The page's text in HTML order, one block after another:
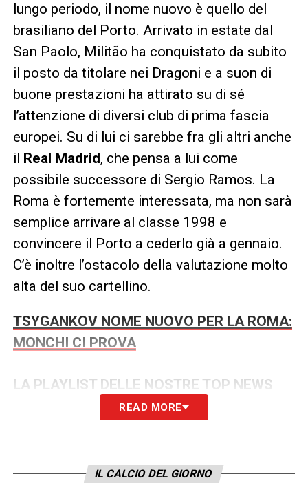
lungo periodo, il nome nuovo è quello del
brasiliano del Porto. Arrivato in estate dal
San Paolo, Militão ha conquistato da subito
il posto da titolare nei Dragoni e a suon di
buone prestazioni ha attirato su di sé
l’attenzione di diversi club di prima fascia
europei. Su di lui ci sarebbe fra gli altri anche
il
Real Madrid, che pensa a lui come
possibile successore di Sergio Ramos. La
Roma è fortemente interessata, ma non sarà
semplice arrivare al classe 1998 e
convincere il Porto a cederlo già a gennaio.
C’è inoltre l’ostacolo della valutazione molto
alta del suo cartellino.
TSYGANKOV NOME NUOVO PER LA ROMA:
MONCHI CI PROVA
LA PLAYLIST DELLE NOSTRE TOP NEWS
READ MORE
IL CALCIO DEL GIORNO